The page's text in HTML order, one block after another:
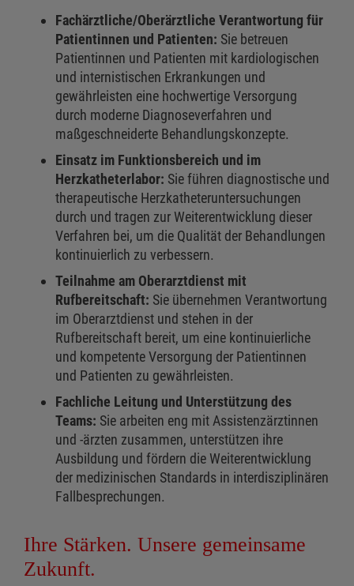
Fachärztliche/Oberärztliche Verantwortung für
Patientinnen und Patienten: Sie betreuen
Patientinnen und Patienten mit kardiologischen
und internistischen Erkrankungen und
gewährleisten eine hochwertige Versorgung
durch moderne Diagnoseverfahren und
maßgeschneiderte Behandlungskonzepte.
Einsatz im Funktionsbereich und im
Herzkatheterlabor: Sie führen diagnostische und
therapeutische Herzkatheteruntersuchungen
durch und tragen zur Weiterentwicklung dieser
Verfahren bei, um die Qualität der Behandlungen
kontinuierlich zu verbessern.
Teilnahme am Oberarztdienst mit
Rufbereitschaft: Sie übernehmen Verantwortung
im Oberarztdienst und stehen in der
Rufbereitschaft bereit, um eine kontinuierliche
und kompetente Versorgung der Patientinnen
und Patienten zu gewährleisten.
Fachliche Leitung und Unterstützung des
Teams: Sie arbeiten eng mit Assistenzärztinnen
und -ärzten zusammen, unterstützen ihre
Ausbildung und fördern die Weiterentwicklung
der medizinischen Standards in interdisziplinären
Fallbesprechungen.
Ihre Stärken. Unsere gemeinsame
Zukunft.